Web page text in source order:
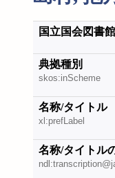
国立国会図書
典拠種別
skos:inScheme
名称/タイトル
xl:prefLabel
名称/タイトル